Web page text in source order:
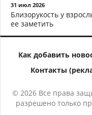
31 июл 2026
Близорукость у
ее заметить
Как добавить
Контакты
© 2026 Все права
разрешено только